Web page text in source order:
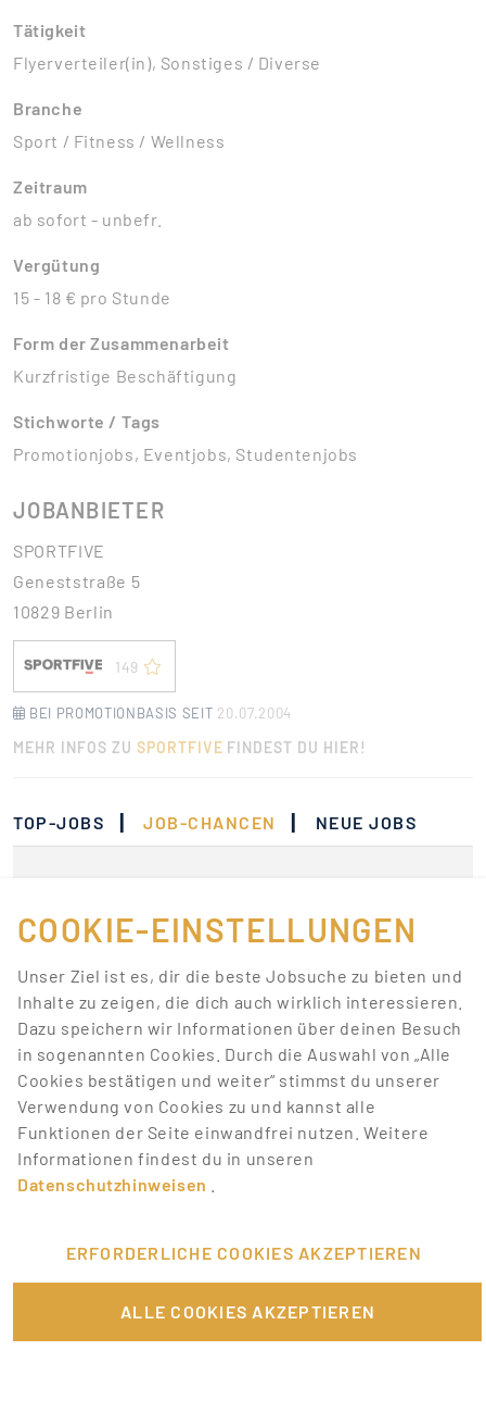
Tätigkeit
Flyerverteiler(in), Sonstiges / Diverse
Branche
Sport / Fitness / Wellness
Zeitraum
ab sofort - unbefr.
Vergütung
15 - 18 € pro Stunde
Form der Zusammenarbeit
Kurzfristige Beschäftigung
Stichworte / Tags
Promotionjobs, Eventjobs, Studentenjobs
JOBANBIETER
SPORTFIVE
Geneststraße 5
10829 Berlin
149
BEI PROMOTIONBASIS SEIT 20.07.2004
MEHR INFOS ZU SPORTFIVE FINDEST DU HIER!
TOP-JOBS | JOB-CHANCEN | NEUE JOBS
Jobs, die deinen
Suchkriterien
entsprechen.
Lass dich über neue Job-Chancen zu deiner Suche
mit Job-Alerts automatisch informieren!
JOB-ALERT ERSTELLEN
COOKIE-EINSTELLUNGEN
Unser Ziel ist es, dir die beste Jobsuche zu bieten und
Inhalte zu zeigen, die dich auch wirklich interessieren.
Dazu speichern wir Informationen über deinen Besuch
in sogenannten Cookies. Durch die Auswahl von „Alle
Cookies bestätigen und weiter“ stimmst du unserer
Verwendung von Cookies zu und kannst alle
Funktionen der Seite einwandfrei nutzen. Weitere
Informationen findest du in unseren
Datenschutzhinweisen
ERFORDERLICHE COOKIES AKZEPTIEREN
ALLE COOKIES AKZEPTIEREN